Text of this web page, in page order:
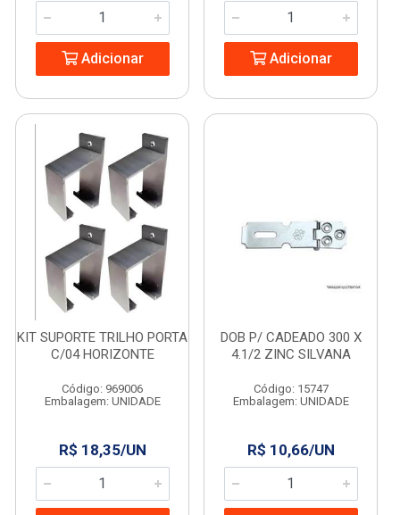
Adicionar Adicionar
KIT SUPORTE TRILHO PORTA
C/04 HORIZONTE
Código: 969006
Embalagem: UNIDADE
R$ 18,35/UN
DOB P/ CADEADO 300 X
4.1/2 ZINC SILVANA
Código: 15747
Embalagem: UNIDADE
R$ 10,66/UN